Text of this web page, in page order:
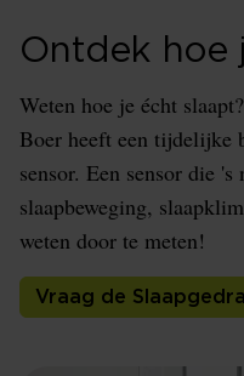
Ontdek hoe
Weten hoe je écht
Boer heeft een tijdelijke
sensor. Een sensor die
slaapbeweging,
weten door te meten!
Vraag de